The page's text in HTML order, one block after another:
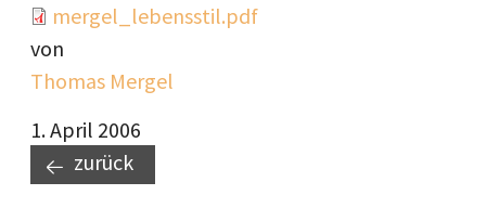
Document
mergel_lebensstil.pdf
von
Thomas Mergel
1. April 2006
zurück